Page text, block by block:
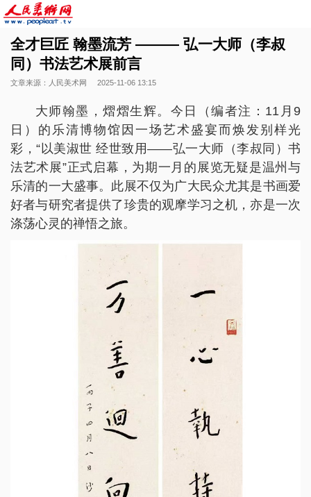
全才巨匠 翰墨流芳 ——— 弘一大师（李叔
同）书法艺术展前言
文章来源：人民美术网 2025-11-06 13:15
大师翰墨，熠熠生辉。今日（编者注：11月9
日）的乐清博物馆因一场艺术盛宴而焕发别样光
彩，“以美淑世 经世致用——弘一大师（李叔同）书
法艺术展”正式启幕，为期一月的展览无疑是温州与
乐清的一大盛事。此展不仅为广大民众尤其是书画爱
好者与研究者提供了珍贵的观摩学习之机，亦是一次
涤荡心灵的禅悟之旅。